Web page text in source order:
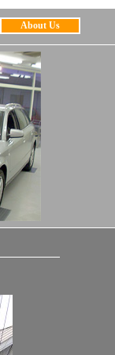
About Us